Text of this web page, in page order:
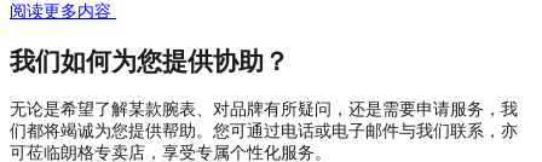
阅读更多内容
我们如何为您提供协助？
无论是希望了解某款腕表、对品牌有所疑问，还是需要申请服务，我
们都将竭诚为您提供帮助。您可通过电话或电子邮件与我们联系，亦
可莅临朗格专卖店，享受专属个性化服务。